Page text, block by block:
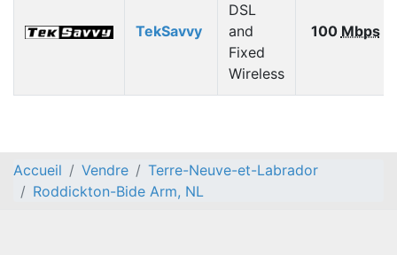
TekSavvy
DSL
and
Fixed
Wireless
100 Mbps
Accueil Vendre
Terre-Neuve-et-Labrador
Roddickton-Bide Arm, NL